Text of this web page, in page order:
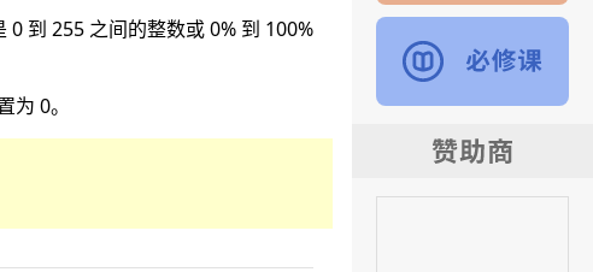
到 255 之间的整数或 0% 到 100%
0。